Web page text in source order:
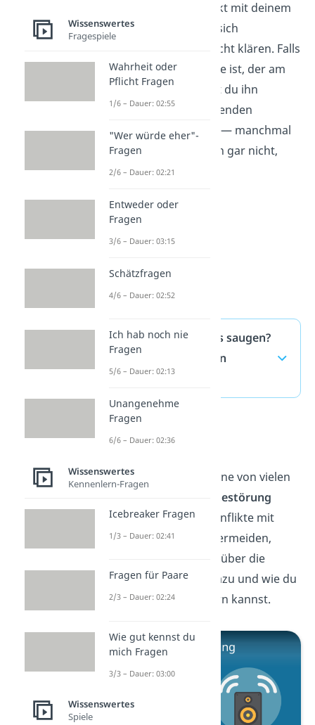
sprich am besten direkt mit deinem
Nachbarn
. Oft lassen sich
leicht klären. Falls
dein Nachbar derjenige ist, der am
Sonntag saugt, kannst du ihn
freundlich auf die geltenden
Ruhezeiten hinweisen — manchmal
wissen die Betroffenen gar nicht,
dass sie stören.
Darf man sonntags saugen?
— häufigste Fragen
(ausklappen)
Ruhestörung
Staubsaugen ist nur eine von vielen
Ruhestörung
gelten können. Um Konflikte mit
deinen Nachbarn zu vermeiden,
mehr über die
allgemeinen Regeln dazu und wie du
dich rechtlich absichern kannst.
Wissenswertes
Fragespiele
Wahrheit oder
Pflicht Fragen
1/6 – Dauer: 02:55
"Wer würde eher"-
Fragen
2/6 – Dauer: 02:21
Entweder oder
Fragen
3/6 – Dauer: 03:15
Schätzfragen
4/6 – Dauer: 02:52
Ich hab noch nie
Fragen
5/6 – Dauer: 02:13
Unangenehme
Fragen
6/6 – Dauer: 02:36
Wissenswertes
Kennenlern-Fragen
Icebreaker Fragen
1/3 – Dauer: 02:41
Fragen für Paare
2/3 – Dauer: 02:24
Wie gut kennst du
mich Fragen
3/3 – Dauer: 03:00
Wissenswertes
Spiele